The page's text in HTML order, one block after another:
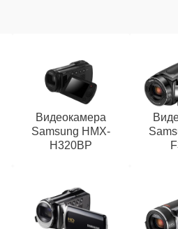
Видеокамера
Samsung HMX-
H320BP